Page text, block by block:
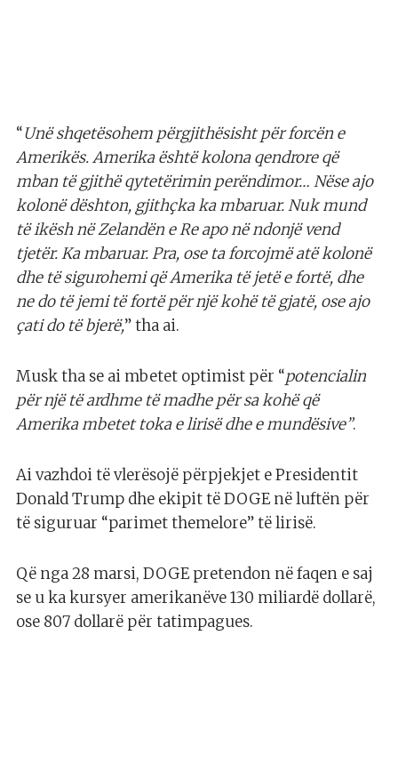
“Unë shqetësohem përgjithësisht për forcën e
Amerikës. Amerika është kolona qendrore që
mban të gjithë qytetërimin perëndimor… Nëse ajo
kolonë dështon, gjithçka ka mbaruar. Nuk mund
të ikësh në Zelandën e Re apo në ndonjë vend
tjetër. Ka mbaruar. Pra, ose ta forcojmë atë kolonë
dhe të sigurohemi që Amerika të jetë e fortë, dhe
ne do të jemi të fortë për një kohë të gjatë, ose ajo
çati do të bjerë,” tha ai.
Musk tha se ai mbetet optimist për “potencialin
për një të ardhme të madhe për sa kohë që
Amerika mbetet toka e lirisë dhe e mundësive”.
Ai vazhdoi të vlerësojë përpjekjet e Presidentit
Donald Trump dhe ekipit të DOGE në luftën për
të siguruar “parimet themelore” të lirisë.
Që nga 28 marsi, DOGE pretendon në faqen e saj
se u ka kursyer amerikanëve 130 miliardë dollarë,
ose 807 dollarë për tatimpagues.